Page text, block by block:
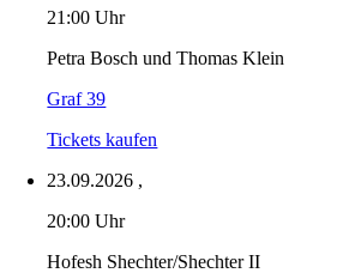
21:00 Uhr
Petra Bosch und Thomas Klein
Graf 39
Tickets kaufen
23.09.2026 ,
20:00 Uhr
Hofesh Shechter/Shechter II